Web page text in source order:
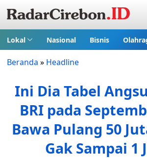
Lokal Nasional Bisnis
Beranda » Headline
Ini Dia Tabel
BRI pada
Bawa Pulang 50
Gak Sampai 1